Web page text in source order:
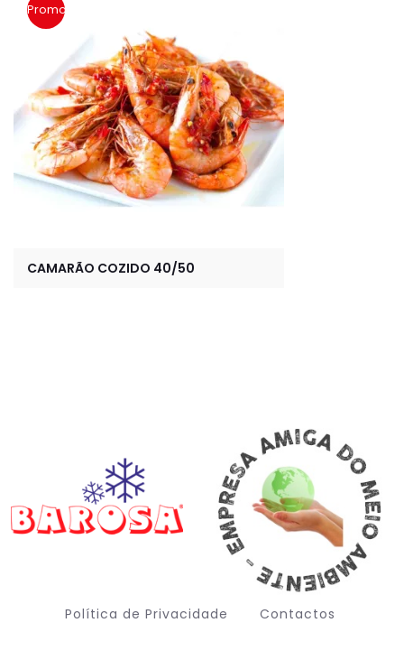
Promoção!
CAMARÃO COZIDO 40/50
Política de Privacidade Contactos